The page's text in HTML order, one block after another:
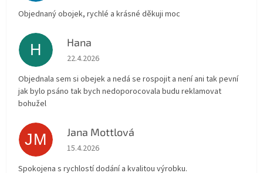
Objednaný obojek, rychlé a krásné děkuji moc
H Hana
Hodnocení obchodu je 5 z 5 hvězdiček.
22.4.2026
Objednala sem si obejek a nedá se rospojit a není ani tak pevní
jak bylo psáno tak bych nedoporocovala budu reklamovat
bohužel
JM Jana Mottlová
Hodnocení obchodu je 5 z 5 hvězdiček.
15.4.2026
Spokojena s rychlostí dodání a kvalitou výrobku.